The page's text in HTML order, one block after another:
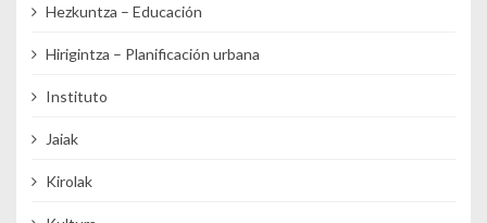
Hezkuntza – Educación
Hirigintza – Planificación urbana
Instituto
Jaiak
Kirolak